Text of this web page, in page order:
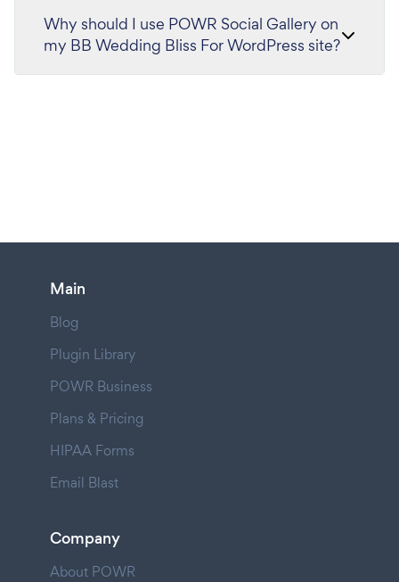
Why should I use POWR Social Gallery on
my BB Wedding Bliss For WordPress site?
Main
Blog
Plugin Library
POWR Business
Plans & Pricing
HIPAA Forms
Email Blast
Company
About POWR